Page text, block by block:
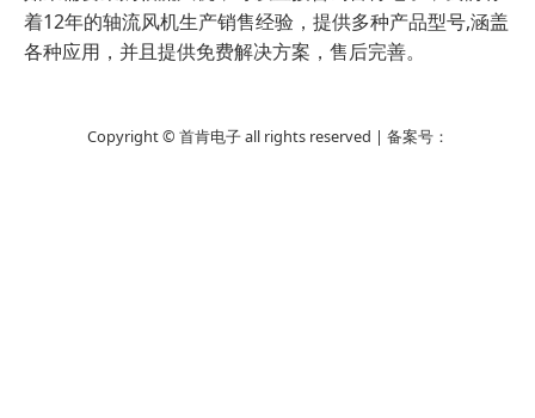
着12年的轴流风机生产销售经验，提供多种产品型号,涵盖
各种应用，并且提供免费解决方案，售后完善。
Copyright © 首肯电子 all rights reserved | 备案号：